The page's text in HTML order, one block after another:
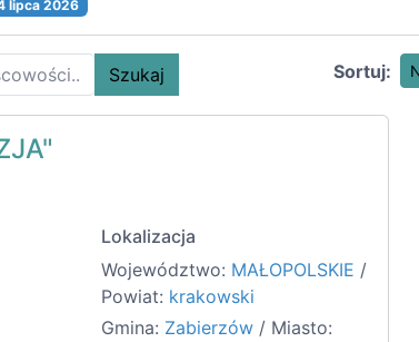
lipca 2026
Szukaj Sortuj:
Lokalizacja
Województwo: MAŁOPOLSKIE /
Powiat: krakowski
Gmina: Zabierzów/ Miasto: